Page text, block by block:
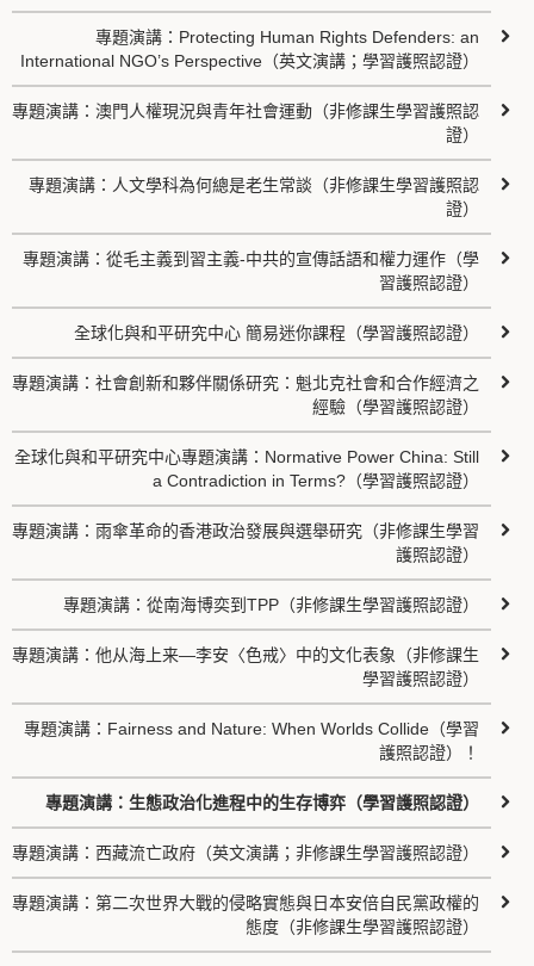
專題演講：Protecting Human Rights Defenders: an
International NGO’s Perspective（英文演講；學習護照認證）
專題演講：澳門人權現況與青年社會運動（非修課生學習護照認
證）
專題演講：人文學科為何總是老生常談（非修課生學習護照認
證）
專題演講：從毛主義到習主義-中共的宣傳話語和權力運作（學
習護照認證）
全球化與和平研究中心 簡易迷你課程（學習護照認證）
專題演講：社會創新和夥伴關係研究：魁北克社會和合作經濟之
經驗（學習護照認證）
全球化與和平研究中心專題演講：Normative Power China: Still
a Contradiction in Terms?（學習護照認證）
專題演講：雨傘革命的香港政治發展與選舉研究（非修課生學習
護照認證）
專題演講：從南海博奕到TPP（非修課生學習護照認證）
專題演講：他从海上来—李安〈色戒〉中的文化表象（非修課生
學習護照認證）
專題演講：Fairness and Nature: When Worlds Collide（學習
護照認證）！
專題演講：生態政治化進程中的生存博弈（學習護照認證）
專題演講：西藏流亡政府（英文演講；非修課生學習護照認證）
專題演講：第二次世界大戰的侵略實態與日本安倍自民黨政權的
態度（非修課生學習護照認證）